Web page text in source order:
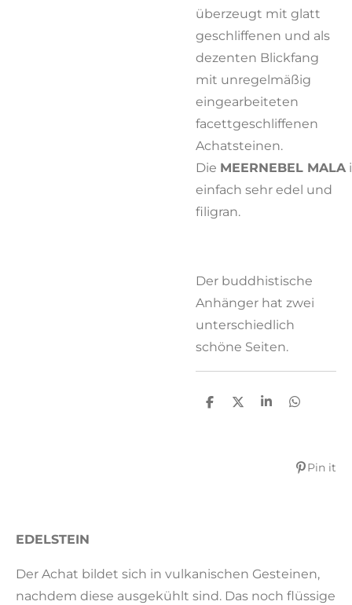
überzeugt mit glatt
geschliffenen und als
dezenten Blickfang
mit unregelmäßig
eingearbeiteten
facettgeschliffenen
Achatsteinen.
Die MEERNEBEL MALA
einfach sehr edel und
filigran.
Der buddhistische
Anhänger hat zwei
unterschiedlich
schöne Seiten.
T
T
T
T
n Pin it
EDELSTEIN
Der Achat bildet sich in vulkanischen Gesteinen,
nachdem diese ausgekühlt sind. Das noch flüssige